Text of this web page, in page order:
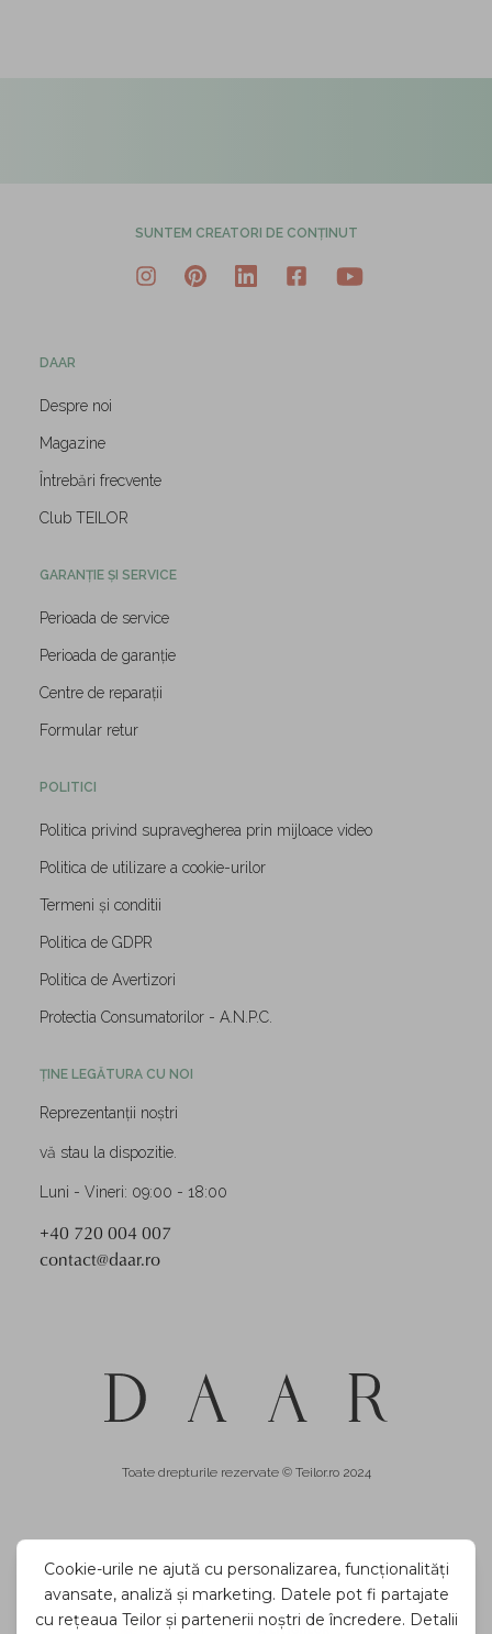
SUNTEM CREATORI DE CONȚINUT
DAAR
Despre noi
Magazine
Întrebări frecvente
Club TEILOR
GARANȚIE ȘI SERVICE
Perioada de service
Perioada de garanție
Centre de reparații
Formular retur
POLITICI
Politica privind supravegherea prin mijloace video
Politica de utilizare a cookie-urilor
Termeni și conditii
Politica de GDPR
Politica de Avertizori
Protectia Consumatorilor - A.N.P.C.
ȚINE LEGĂTURA CU NOI
Reprezentanții noștri
vă stau la dispozitie.
Luni - Vineri: 09:00 - 18:00
+40 720 004 007
contact@daar.ro
Toate drepturile rezervate © Teilor.ro 2024